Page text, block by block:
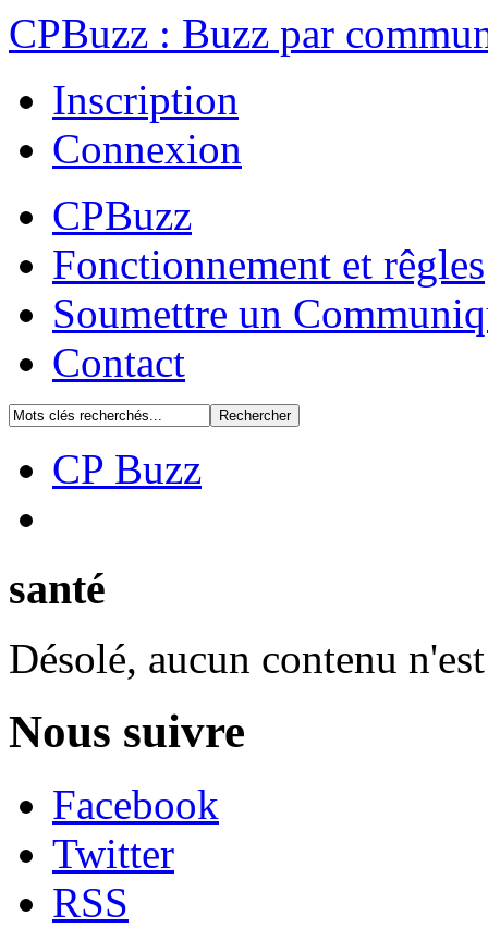
CPBuzz : Buzz par
Inscription
Connexion
CPBuzz
Fonctionnement et rêgles
Soumettre un
Contact
CP Buzz
santé
Désolé, aucun contenu
Nous suivre
Facebook
Twitter
RSS